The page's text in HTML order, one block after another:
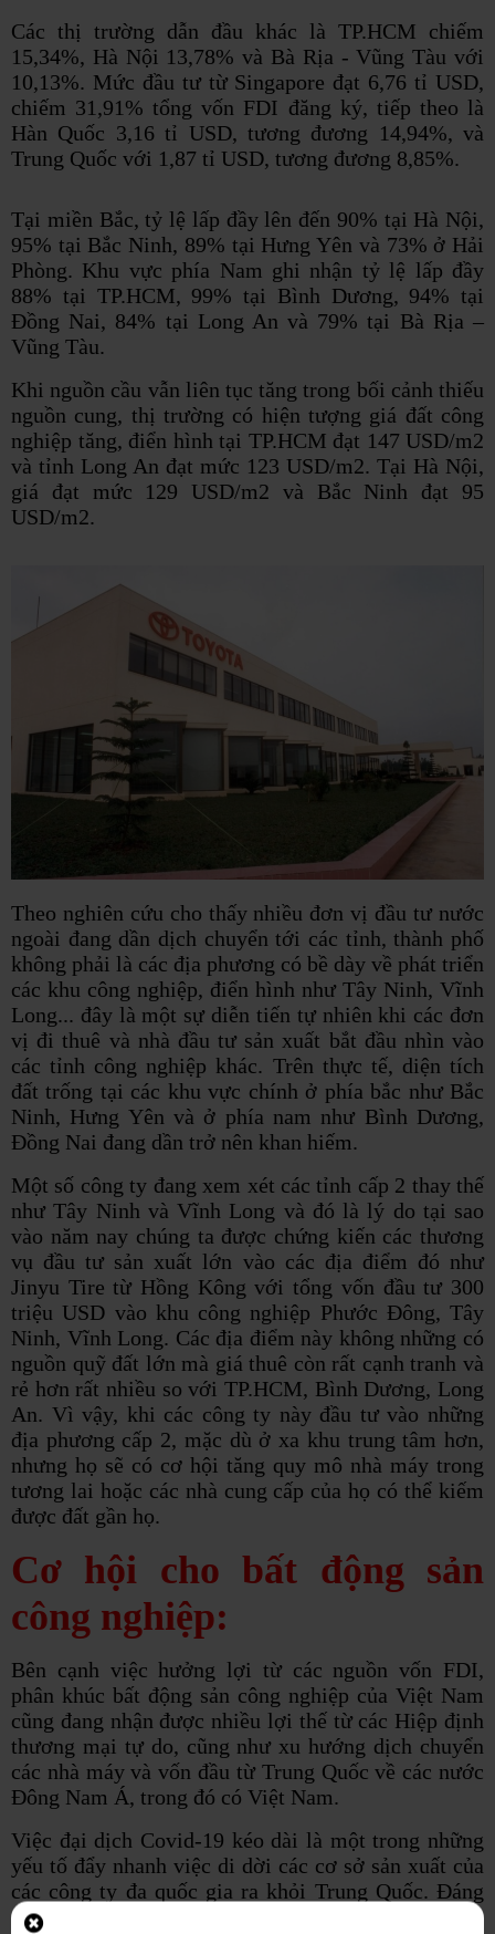
Các thị trường dẫn đầu khác là TP.HCM chiếm
15,34%, Hà Nội 13,78% và Bà Rịa - Vũng Tàu với
10,13%. Mức đầu tư từ Singapore đạt 6,76 tỉ USD,
chiếm 31,91% tổng vốn FDI đăng ký, tiếp theo là
Hàn Quốc 3,16 tỉ USD, tương đương 14,94%, và
Trung Quốc với 1,87 tỉ USD, tương đương 8,85%.
Tại miền Bắc, tỷ lệ lấp đầy lên đến 90% tại Hà Nội,
95% tại Bắc Ninh, 89% tại Hưng Yên và 73% ở Hải
Phòng. Khu vực phía Nam ghi nhận tỷ lệ lấp đầy
88% tại TP.HCM, 99% tại Bình Dương, 94% tại
Đồng Nai, 84% tại Long An và 79% tại Bà Rịa –
Vũng Tàu.
Khi nguồn cầu vẫn liên tục tăng trong bối cảnh thiếu
nguồn cung, thị trường có hiện tượng giá đất công
nghiệp tăng, điển hình tại TP.HCM đạt 147 USD/m2
và tỉnh Long An đạt mức 123 USD/m2. Tại Hà Nội,
giá đạt mức 129 USD/m2 và Bắc Ninh đạt 95
USD/m2.
Theo nghiên cứu cho thấy nhiều đơn vị đầu tư nước
ngoài đang dần dịch chuyển tới các tỉnh, thành phố
không phải là các địa phương có bề dày về phát triển
các khu công nghiệp, điển hình như Tây Ninh, Vĩnh
Long... đây là một sự diễn tiến tự nhiên khi các đơn
vị đi thuê và nhà đầu tư sản xuất bắt đầu nhìn vào
các tỉnh công nghiệp khác. Trên thực tế, diện tích
đất trống tại các khu vực chính ở phía bắc như Bắc
Ninh, Hưng Yên và ở phía nam như Bình Dương,
Đồng Nai đang dần trở nên khan hiếm.
Một số công ty đang xem xét các tỉnh cấp 2 thay thế
như Tây Ninh và Vĩnh Long và đó là lý do tại sao
vào năm nay chúng ta được chứng kiến các thương
vụ đầu tư sản xuất lớn vào các địa điểm đó như
Jinyu Tire từ Hồng Kông với tổng vốn đầu tư 300
triệu USD vào khu công nghiệp Phước Đông, Tây
Ninh, Vĩnh Long. Các địa điểm này không những có
nguồn quỹ đất lớn mà giá thuê còn rất cạnh tranh và
rẻ hơn rất nhiều so với TP.HCM, Bình Dương, Long
An. Vì vậy, khi các công ty này đầu tư vào những
địa phương cấp 2, mặc dù ở xa khu trung tâm hơn,
nhưng họ sẽ có cơ hội tăng quy mô nhà máy trong
tương lai hoặc các nhà cung cấp của họ có thể kiếm
được đất gần họ.
Cơ hội cho bất động sản
công nghiệp:
Bên cạnh việc hưởng lợi từ các nguồn vốn FDI,
phân khúc bất động sản công nghiệp của Việt Nam
cũng đang nhận được nhiều lợi thế từ các Hiệp định
thương mại tự do, cũng như xu hướng dịch chuyển
các nhà máy và vốn đầu từ Trung Quốc về các nước
Đông Nam Á, trong đó có Việt Nam.
Việc đại dịch Covid-19 kéo dài là một trong những
yếu tố đẩy nhanh việc di dời các cơ sở sản xuất của
các công ty đa quốc gia ra khỏi Trung Quốc. Đáng
chú ý nhất là Apple Computers, Pegatron và